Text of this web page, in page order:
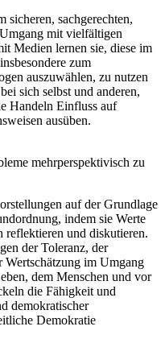
sicheren, sachgerechten,
mit vielfältigen
Medien lernen sie, diese im
zum
auszuwählen, zu nutzen
sich selbst und anderen,
Handeln Einfluss auf
ausüben.
mehrperspektivisch zu
auf der Grundlage
indem sie Werte
reflektieren und diskutieren.
der Toleranz, der
im Umgang
dem Menschen und vor
die Fähigkeit und
demokratischer
Demokratie